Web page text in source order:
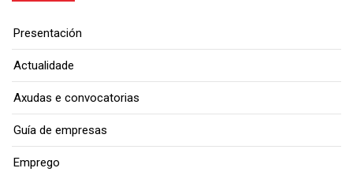
Presentación
Actualidade
Axudas e convocatorias
Guía de empresas
Emprego